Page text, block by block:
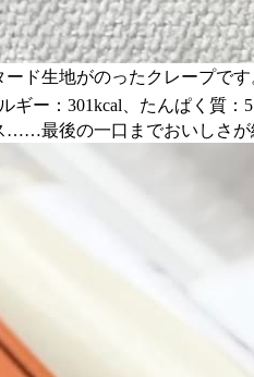
ド生地がのったクレープで
ギー：301kcal、たんぱく質：
……最後の一口までおいしさが